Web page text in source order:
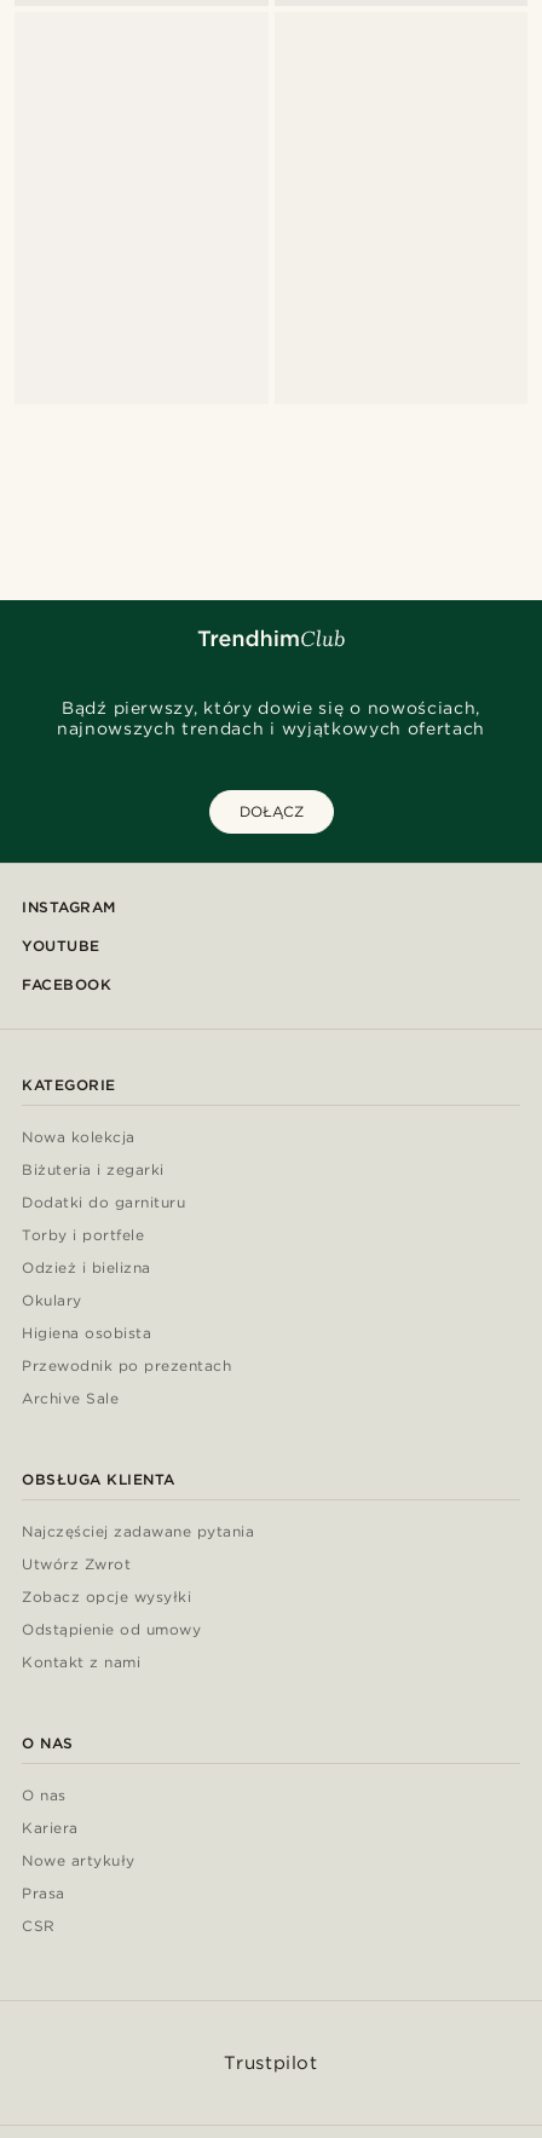
Bądź pierwszy, który dowie się o nowościach,
najnowszych trendach i wyjątkowych ofertach
DOŁĄCZ
INSTAGRAM
YOUTUBE
FACEBOOK
KATEGORIE
Nowa kolekcja
Biżuteria i zegarki
Dodatki do garnituru
Torby i portfele
Odzież i bielizna
Okulary
Higiena osobista
Przewodnik po prezentach
Archive Sale
OBSŁUGA KLIENTA
Najczęściej zadawane pytania
Utwórz Zwrot
Zobacz opcje wysyłki
Odstąpienie od umowy
Kontakt z nami
O NAS
O nas
Kariera
Nowe artykuły
Prasa
CSR
Trustpilot